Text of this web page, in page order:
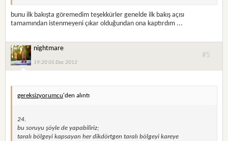
bunu ilk bakışta göremedim teşekkürler genelde ilk bakış açısı
tamamından istenmeyeni çıkar olduğundan ona kaptırdım ...
nightmare
19:20 05 Dec 2012
#5
gereksizyorumcu'den alıntı
24.
bu soruyu şöyle de yapabiliriz;
taralı bölgeyi kapsayan her dikdörtgen taralı bölgeyi kareye